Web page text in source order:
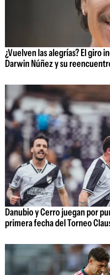
¿Vuelven las alegrías? El giro
Darwin Núñez y su
Danubio y Cerro juegan por
primera fecha del Torneo